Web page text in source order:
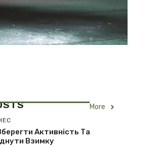
More
Активність Та
Взимку